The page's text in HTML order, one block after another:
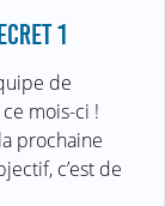
1
de
mois-ci !
prochaine
c’est de